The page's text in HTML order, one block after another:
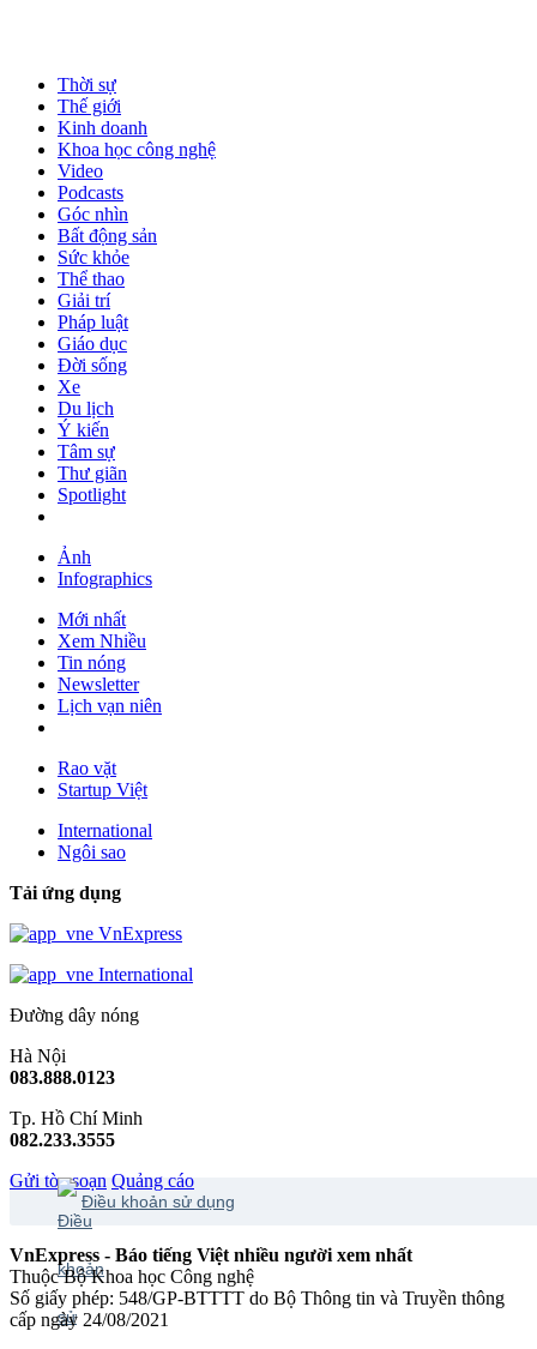
Thời sự
Thế giới
Kinh doanh
Khoa học công nghệ
Video
Podcasts
Góc nhìn
Bất động sản
Sức khỏe
Thể thao
Giải trí
Pháp luật
Giáo dục
Đời sống
Xe
Du lịch
Ý kiến
Tâm sự
Thư giãn
Spotlight
Ảnh
Infographics
Mới nhất
Xem Nhiều
Tin nóng
Newsletter
Lịch vạn niên
Rao vặt
Startup Việt
International
Ngôi sao
Tải ứng dụng
VnExpress
International
Đường dây nóng
Hà Nội
083.888.0123
Tp. Hồ Chí Minh
082.233.3555
Gửi tòa soạn Quảng cáo
Điều khoản sử dụng
VnExpress - Báo tiếng Việt nhiều người xem nhất
Thuộc Bộ Khoa học Công nghệ
Số giấy phép: 548/GP-BTTTT do Bộ Thông tin và Truyền thông
cấp ngày 24/08/2021